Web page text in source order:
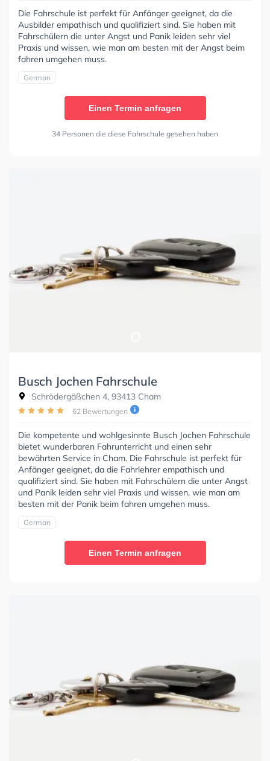
Die Fahrschule ist perfekt für Anfänger geeignet, da die
Ausbilder empathisch und qualifiziert sind. Sie haben mit
Fahrschülern die unter Angst und Panik leiden sehr viel
Praxis und wissen, wie man am besten mit der Angst beim
fahren umgehen muss.
German
Einen Termin anfragen
34 Personen die diese Fahrschule gesehen haben
Busch Jochen Fahrschule
Schrödergäßchen 4, 93413 Cham
62 Bewertungen
Die kompetente und wohlgesinnte Busch Jochen Fahrschule
bietet wunderbaren Fahrunterricht und einen sehr
bewährten Service in Cham. Die Fahrschule ist perfekt für
Anfänger geeignet, da die Fahrlehrer empathisch und
qualifiziert sind. Sie haben mit Fahrschülern die unter Angst
und Panik leiden sehr viel Praxis und wissen, wie man am
besten mit der Panik beim fahren umgehen muss.
German
Einen Termin anfragen